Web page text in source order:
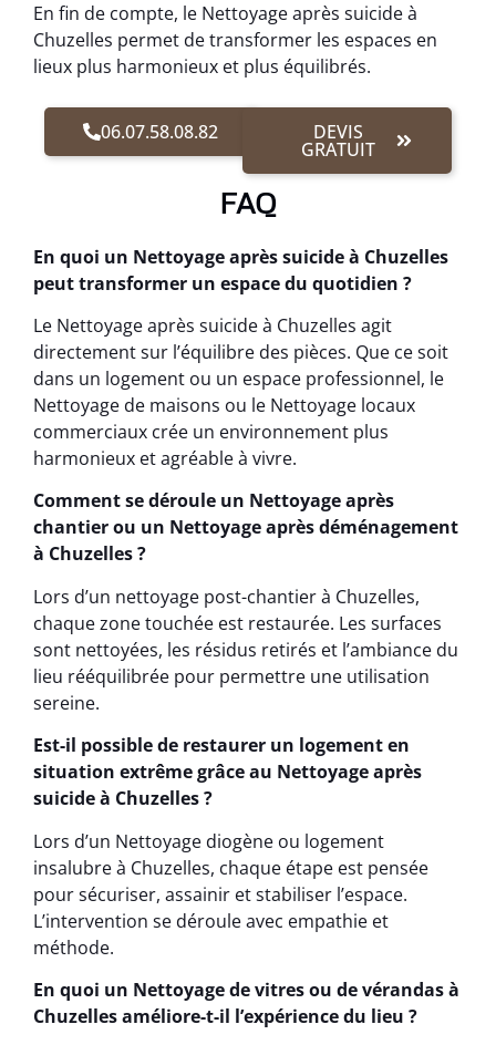
En fin de compte, le Nettoyage après suicide à
Chuzelles permet de transformer les espaces en
lieux plus harmonieux et plus équilibrés.
06.07.58.08.82 DEVIS
GRATUIT
FAQ
En quoi un Nettoyage après suicide à Chuzelles
peut transformer un espace du quotidien ?
Le Nettoyage après suicide à Chuzelles agit
directement sur l’équilibre des pièces. Que ce soit
dans un logement ou un espace professionnel, le
Nettoyage de maisons ou le Nettoyage locaux
commerciaux crée un environnement plus
harmonieux et agréable à vivre.
Comment se déroule un Nettoyage après
chantier ou un Nettoyage après déménagement
à Chuzelles ?
Lors d’un nettoyage post-chantier à Chuzelles,
chaque zone touchée est restaurée. Les surfaces
sont nettoyées, les résidus retirés et l’ambiance du
lieu rééquilibrée pour permettre une utilisation
sereine.
Est-il possible de restaurer un logement en
situation extrême grâce au Nettoyage après
suicide à Chuzelles ?
Lors d’un Nettoyage diogène ou logement
insalubre à Chuzelles, chaque étape est pensée
pour sécuriser, assainir et stabiliser l’espace.
L’intervention se déroule avec empathie et
méthode.
En quoi un Nettoyage de vitres ou de vérandas à
Chuzelles améliore-t-il l’expérience du lieu ?